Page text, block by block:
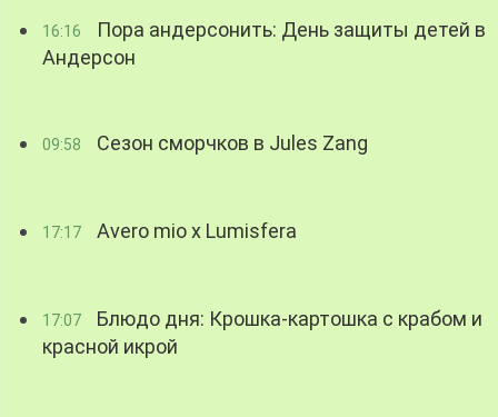
16:16
Пора андерсонить: День защиты детей в
Андерсон
09:58 Сезон сморчков в Jules Zang
17:17 Avero mio x Lumisfera
17:07
Блюдо дня: Крошка-картошка с крабом и
красной икрой